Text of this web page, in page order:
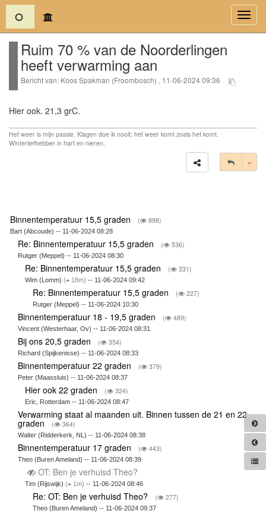
(current)
Ruim 70 % van de Noorderlingen
heeft verwarming aan
Bericht van: Koos Spakman (Froombosch) , 11-06-2024 09:36
Hier ook. 21,3 grC.
Het weer is mijn passie. Klagen doe ik nooit; het weer komt zoals het komt.
Winterliefhebber in hart en nieren.
Binnentemperatuur 15,5 graden ( 898)
Bart (Abcoude) -- 11-06-2024 08:28
Re: Binnentemperatuur 15,5 graden ( 536)
Rutger (Meppel) -- 11-06-2024 08:30
Re: Binnentemperatuur 15,5 graden ( 331)
Wim (Lomm)( 18m) -- 11-06-2024 09:42
Re: Binnentemperatuur 15,5 graden ( 227)
Rutger (Meppel) -- 11-06-2024 10:30
Binnentemperatuur 18 - 19,5 graden ( 489)
Vincent (Westerhaar, Ov) -- 11-06-2024 08:31
Bij ons 20,5 graden ( 354)
Richard (Spijkenisse) -- 11-06-2024 08:33
Binnentemperatuur 22 graden ( 379)
Peter (Maassluis) -- 11-06-2024 08:37
Hier ook 22 graden ( 324)
Eric, Rotterdam -- 11-06-2024 08:47
Verwarming staat al maanden uit. Binnen tussen de 21 en 22
graden ( 364)
Walter (Ridderkerk, NL) -- 11-06-2024 08:38
Binnentemperatuur 17 graden ( 443)
Theo (Buren Ameland) -- 11-06-2024 08:39
OT: Ben je verhuisd Theo?
Tim (Rijswijk)( 1m) -- 11-06-2024 08:46
Re: OT: Ben je verhuisd Theo? ( 277)
Theo (Buren Ameland) -- 11-06-2024 09:37